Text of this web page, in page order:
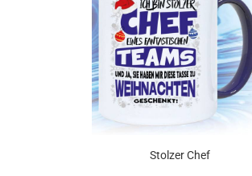
Stolzer Chef